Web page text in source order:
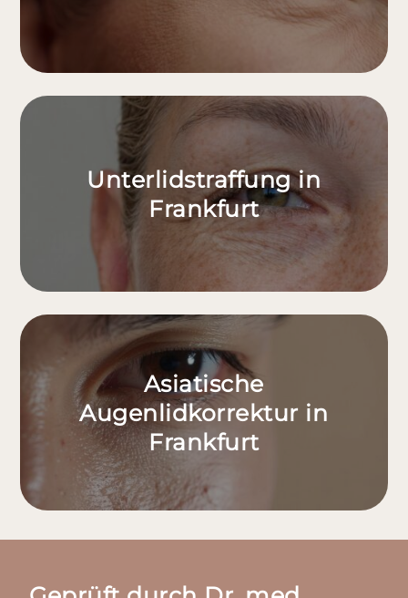
Unterlidstraffung in
Frankfurt
Asiatische
Augenlidkorrektur in
Frankfurt